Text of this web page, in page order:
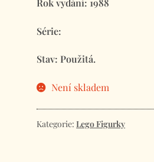
Rok vydání: 1988
Série:
Stav: Použitá.
Není skladem
Kategorie:Lego Figurky